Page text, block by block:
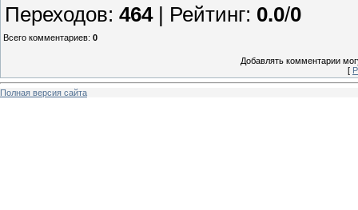
Переходов: 464| Рейтинг: 0.0/0
Всего комментариев: 0
Добавлять комментарии
[
Полная версия сайта